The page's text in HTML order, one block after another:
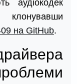
аудіокодек
на GitHub.